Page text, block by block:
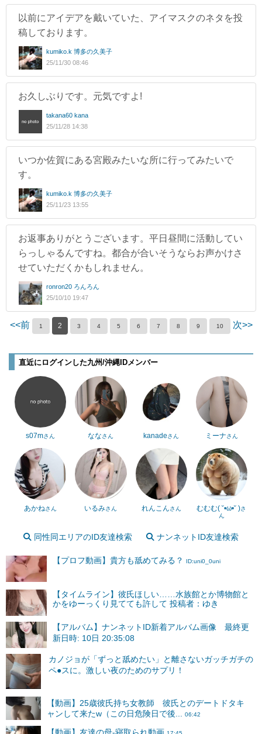
以前にアイデアを戴いていた、アイマスクのネタを投
稿しております。
kumiko.k 博多の久美子
25/11/30 08:46
お久しぶりです。元気ですよ!
takana60 kana
25/11/28 14:38
いつか佐賀にある宮殿みたいな所に行ってみたいで
す。
kumiko.k 博多の久美子
25/11/23 13:55
お返事ありがとうございます。平日昼間に活動してい
らっしゃるんですね。都合が合いそうならお声かけさ
せていただくかもしれません。
ronron20 ろんろん
25/10/10 19:47
<<前 1 2 3 4 5 6 7 8 9 10 次>>
直近にログインした九州/沖縄IDメンバー
s07mさん ななさん kanadeさん ミーナさん
あかねさん いるみさん れんこんさん むむむ( ˘•ω•˘ )さ
ん
同性同エリアのID友達検索 ナンネットID友達検索
【プロフ動画】貴方も舐めてみる？ ID:uni0_0uni
【タイムライン】彼氏ほしい……水族館とか博物館と
かをゆーっくり見てても許して 投稿者：ゆき
【アルバム】ナンネットID新着アルバム画像 最終更
新日時: 10日 20:35:08